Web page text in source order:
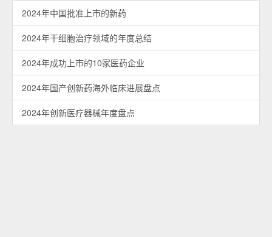
列入我国《可用于食品菌株名单》和欧盟安全资格认定
（Qualified Presumption of Safety，QPS）名单中。
动物双歧杆菌乳亚种BL-99 能显著促进双歧杆菌和乳酸
菌的生长，能够抑制肠道中脱硫弧菌和/或肠杆菌属，
特别是可治病性抑制幽门螺旋杆菌和/或埃希氏菌志贺